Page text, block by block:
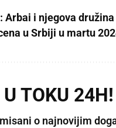
Arbai i njegova
u Srbiji u martu
TOKU 24H!
o najnovijim